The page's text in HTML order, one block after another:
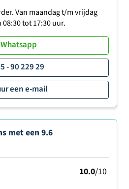
Van maandag t/m vrijdag
tot 17:30 uur.
Whatsapp
- 90 229 29
een e-mail
met een9.6
10.0/10